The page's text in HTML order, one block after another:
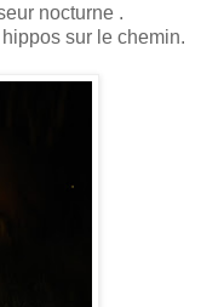
nocturne .
sur le chemin.